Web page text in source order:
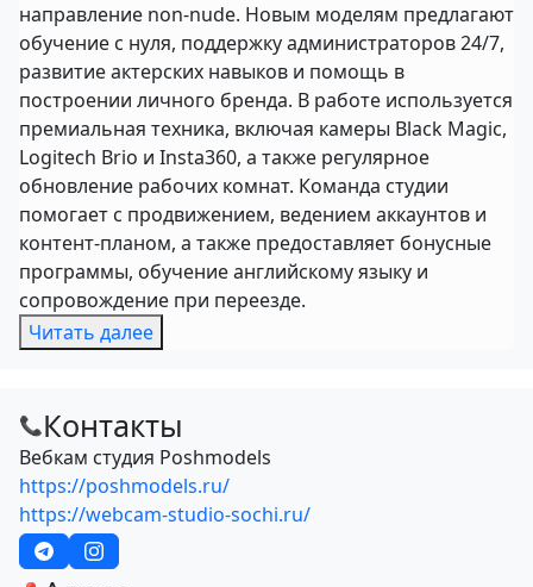
направление non-nude. Новым моделям предлагают
обучение с нуля, поддержку администраторов 24/7,
развитие актерских навыков и помощь в
построении личного бренда. В работе используется
премиальная техника, включая камеры Black Magic,
Logitech Brio и Insta360, а также регулярное
обновление рабочих комнат. Команда студии
помогает с продвижением, ведением аккаунтов и
контент-планом, а также предоставляет бонусные
программы, обучение английскому языку и
сопровождение при переезде.
Читать далее
📞Контакты
Вебкам студия Poshmodels
https://poshmodels.ru/
https://webcam-studio-sochi.ru/